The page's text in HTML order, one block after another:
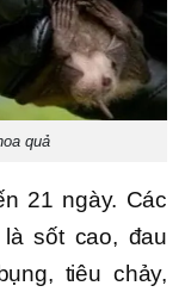
quả
21 ngày. Các
sốt cao, đau
tiêu chảy,